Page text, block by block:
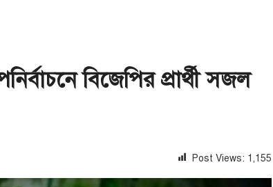
বিজেপির প্রার্থী সজল
Post Views: 1,155